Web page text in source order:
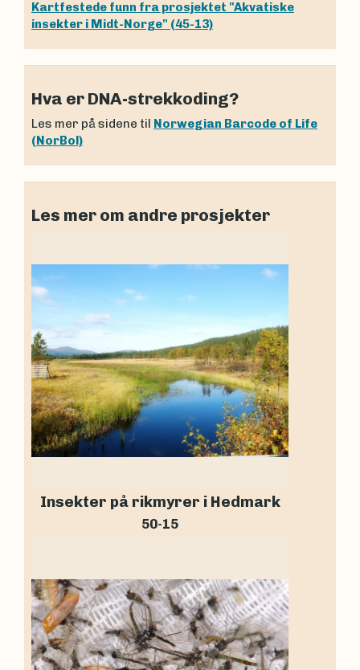
Kartfestede funn fra prosjektet "Akvatiske
insekter i Midt-Norge" (45-13)
Hva er DNA-strekkoding?
Les mer på sidene til Norwegian Barcode of Life
(NorBol)
Les mer om andre prosjekter
Insekter på rikmyrer i Hedmark
50-15